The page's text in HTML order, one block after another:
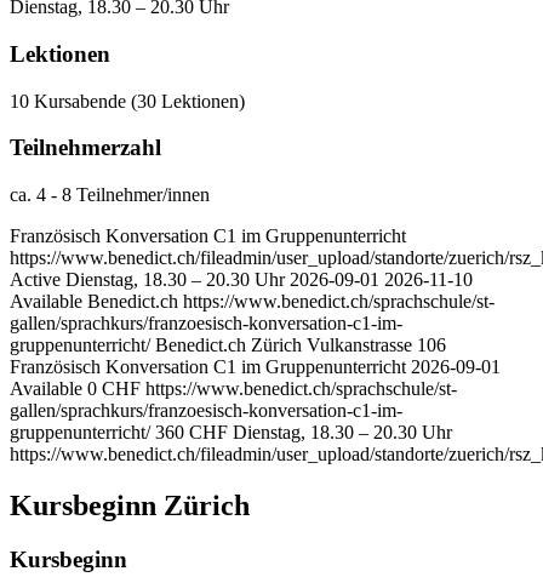
Dienstag, 18.30 – 20.30 Uhr
Lektionen
10 Kursabende (30 Lektionen)
Teilnehmerzahl
ca. 4 - 8 Teilnehmer/innen
Französisch Konversation C1 im Gruppenunterricht
https://www.benedict.ch/fileadmin/user_upload/standorte/zuerich/
Active Dienstag, 18.30 – 20.30 Uhr 2026-09-01 2026-11-10
Available Benedict.ch https://www.benedict.ch/sprachschule/st-
gallen/sprachkurs/franzoesisch-konversation-c1-im-
gruppenunterricht/Benedict.ch Zürich Vulkanstrasse 106
Französisch Konversation C1 im Gruppenunterricht 2026-09-01
Available 0 CHF https://www.benedict.ch/sprachschule/st-
gallen/sprachkurs/franzoesisch-konversation-c1-im-
gruppenunterricht/360 CHF Dienstag, 18.30 – 20.30 Uhr
https://www.benedict.ch/fileadmin/user_upload/standorte/zuerich/
Kursbeginn Zürich
Kursbeginn